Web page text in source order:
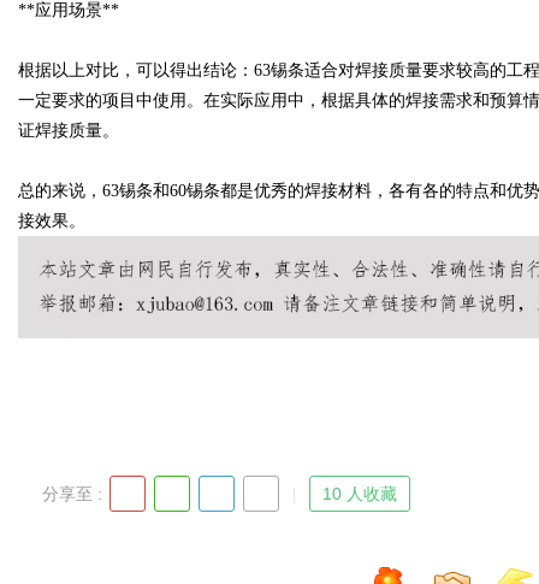
**应用场景**
根据以上对比，可以得出结论：63锡条适合对焊接质量要求较高的工
一定要求的项目中使用。在实际应用中，根据具体的焊接需求和预算
证焊接质量。
总的来说，63锡条和60锡条都是优秀的焊接材料，各有各的特点和
接效果。
分享至 : 10 人收藏